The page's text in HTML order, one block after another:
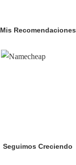
Mis Recomendaciones
Seguimos Creciendo